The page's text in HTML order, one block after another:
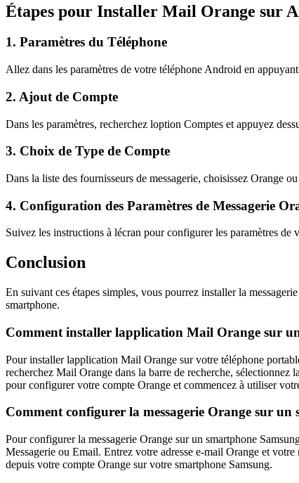
Étapes pour Installer Mail Orange sur
1. Paramètres du Téléphone
Allez dans les paramètres de votre téléphone Android en
2. Ajout de Compte
Dans les paramètres, recherchez loption Comptes et appuyez
3. Choix de Type de Compte
Dans la liste des fournisseurs de messagerie, choisissez Orange
4. Configuration des Paramètres de Messagerie
Suivez les instructions à lécran pour configurer les paramètres
Conclusion
En suivant ces étapes simples, vous pourrez installer la
smartphone.
Comment installer lapplication Mail Orange sur
Pour installer lapplication Mail Orange sur votre téléphone
recherchez Mail Orange dans la barre de recherche,
pour configurer votre compte Orange et commencez à utiliser
Comment configurer la messagerie Orange sur un
Pour configurer la messagerie Orange sur un smartphone
Messagerie ou Email. Entrez votre adresse e-mail Orange et
depuis votre compte Orange sur votre smartphone Samsung.